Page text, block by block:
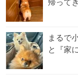
帰って
まるで
と『家